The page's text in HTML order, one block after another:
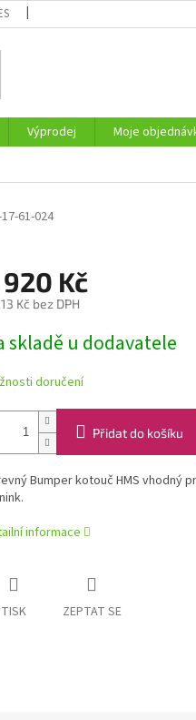
Výprodej Moje
61-024
Kč
Kč bez DPH
skladě u dodavatele
doručení
Přidat do košíku
Bumper kotouč HMS vhodný
informace
TISK ZEPTAT SE